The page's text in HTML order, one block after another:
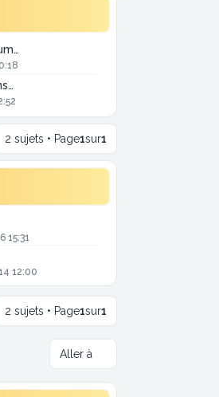
2 sujets • Page1sur1
15:31
12:00
2 sujets • Page1sur1
Aller à